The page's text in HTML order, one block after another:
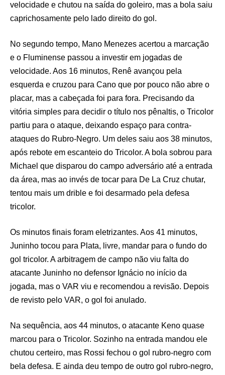
velocidade e chutou na saída do goleiro, mas a bola saiu
caprichosamente pelo lado direito do gol.
No segundo tempo, Mano Menezes acertou a marcação
e o Fluminense passou a investir em jogadas de
velocidade. Aos 16 minutos, Renê avançou pela
esquerda e cruzou para Cano que por pouco não abre o
placar, mas a cabeçada foi para fora. Precisando da
vitória simples para decidir o título nos pênaltis, o Tricolor
partiu para o ataque, deixando espaço para contra-
ataques do Rubro-Negro. Um deles saiu aos 38 minutos,
após rebote em escanteio do Tricolor. A bola sobrou para
Michael que disparou do campo adversário até a entrada
da área, mas ao invés de tocar para De La Cruz chutar,
tentou mais um drible e foi desarmado pela defesa
tricolor.
Os minutos finais foram eletrizantes. Aos 41 minutos,
Juninho tocou para Plata, livre, mandar para o fundo do
gol tricolor. A arbitragem de campo não viu falta do
atacante Juninho no defensor Ignácio no início da
jogada, mas o VAR viu e recomendou a revisão. Depois
de revisto pelo VAR, o gol foi anulado.
Na sequência, aos 44 minutos, o atacante Keno quase
marcou para o Tricolor. Sozinho na entrada mandou ele
chutou certeiro, mas Rossi fechou o gol rubro-negro com
bela defesa. E ainda deu tempo de outro gol rubro-negro,